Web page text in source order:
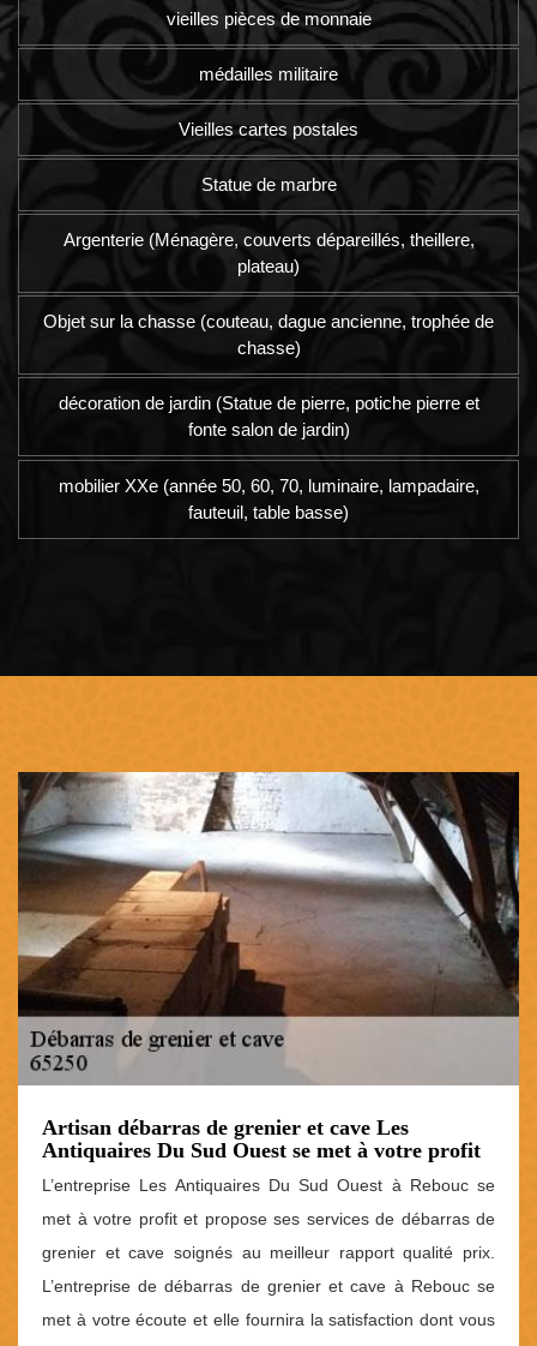
vieilles pièces de monnaie
médailles militaire
Vieilles cartes postales
Statue de marbre
Argenterie (Ménagère, couverts dépareillés, theillere,
plateau)
Objet sur la chasse (couteau, dague ancienne, trophée de
chasse)
décoration de jardin (Statue de pierre, potiche pierre et
fonte salon de jardin)
mobilier XXe (année 50, 60, 70, luminaire, lampadaire,
fauteuil, table basse)
Artisan débarras de grenier et cave Les
Antiquaires Du Sud Ouest se met à votre profit
L’entreprise Les Antiquaires Du Sud Ouest à Rebouc se
met à votre profit et propose ses services de débarras de
grenier et cave soignés au meilleur rapport qualité prix.
L’entreprise de débarras de grenier et cave à Rebouc se
met à votre écoute et elle fournira la satisfaction dont vous